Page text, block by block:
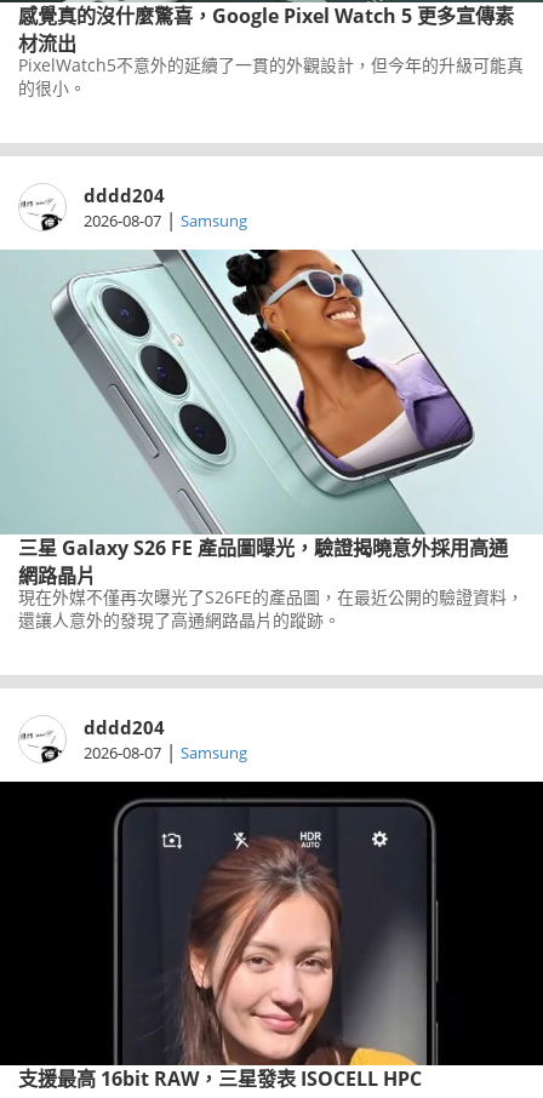
感覺真的沒什麼驚喜，Google Pixel Watch 5 更多宣傳素
材流出
PixelWatch5不意外的延續了一貫的外觀設計，但今年的升級可能真
的很小。
dddd204
2026-08-07 | Samsung
三星 Galaxy S26 FE 產品圖曝光，驗證揭曉意外採用高通
網路晶片
現在外媒不僅再次曝光了S26FE的產品圖，在最近公開的驗證資料，
還讓人意外的發現了高通網路晶片的蹤跡。
dddd204
2026-08-07 | Samsung
支援最高 16bit RAW，三星發表 ISOCELL HPC